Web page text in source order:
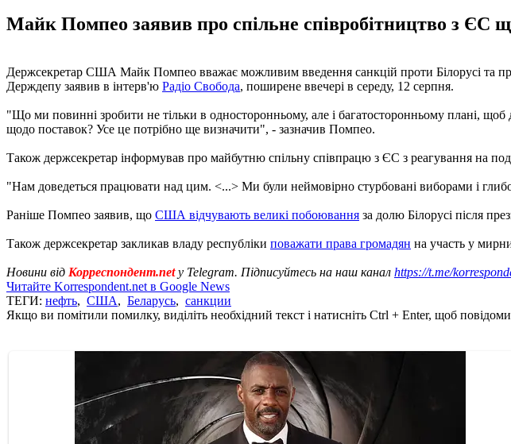
Майк Помпео заявив про спільне співробітництво з ЄС
Держсекретар США Майк Помпео вважає можливим введення санкцій проти Білорусі та
Держдепу заявив в інтерв'ю Радіо Свобода, поширене ввечері в середу, 12 серпня.
"Що ми повинні зробити не тільки в односторонньому, але і багатосторонньому плані,
щодо поставок? Усе це потрібно ще визначити", - зазначив Помпео.
Також держсекретар інформував про майбутню спільну співпрацю з ЄС з реагування на
"Нам доведеться працювати над цим. <...> Ми були неймовірно стурбовані виборами і
Раніше Помпео заявив, що США відчувають великі побоювання за долю Білорусі після
Також держсекретар закликав владу республіки поважати права громадян на участь у
Новини від Корреспондент.netу Telegram. Підписуйтесь на наш канал https://t.me/
Читайте Korrespondent.net в Google News
ТЕГИ: нефть, США, Беларусь, санкции
Якщо ви помітили помилку, виділіть необхідний текст і натисніть Ctrl + Enter, щоб